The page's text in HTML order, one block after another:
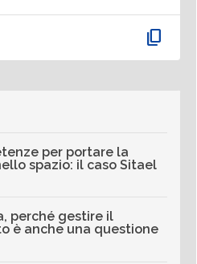
content_copy
per portare la
spazio: il caso Sitael
perché gestire il
è anche una questione